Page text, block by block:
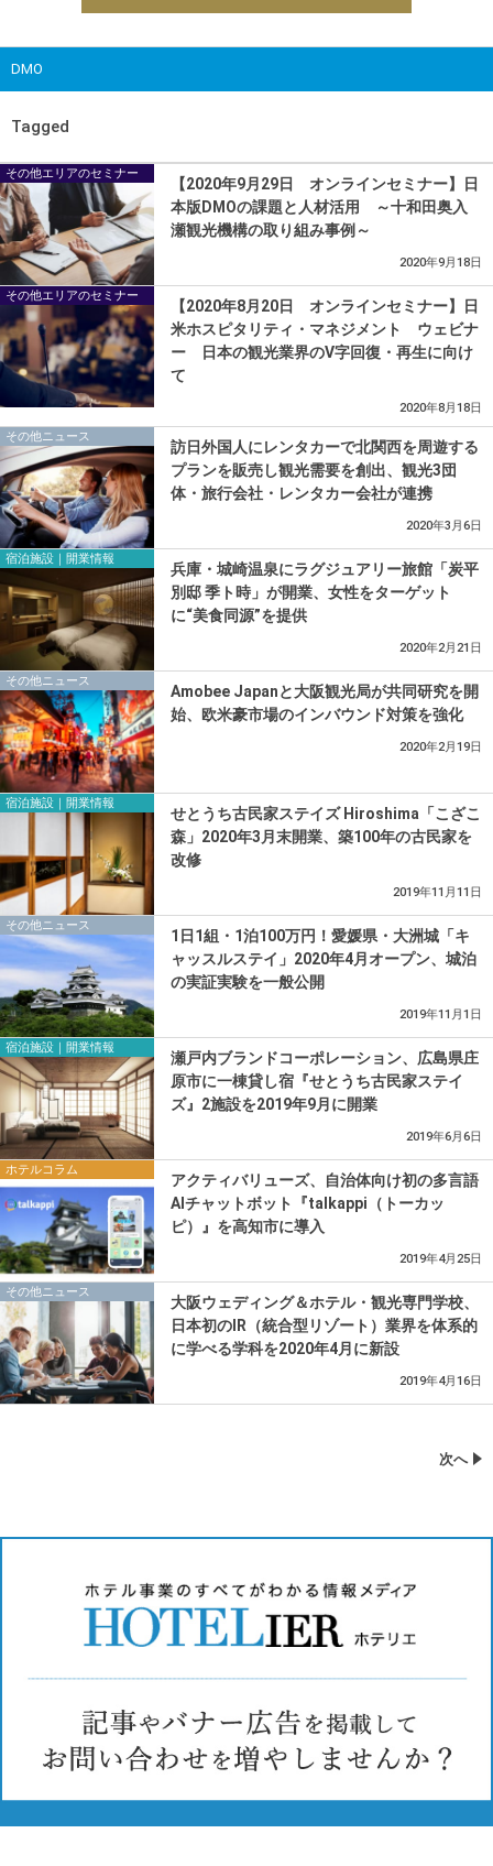
DMO
Tagged
その他エリアのセミナー
【2020年9月29日 オンラインセミナー】日
本版DMOの課題と人材活用 ～十和田奥入
瀬観光機構の取り組み事例～
2020年9月18日
その他エリアのセミナー
【2020年8月20日 オンラインセミナー】日
米ホスピタリティ・マネジメント ウェビナ
ー 日本の観光業界のV字回復・再生に向け
て
2020年8月18日
その他ニュース
訪日外国人にレンタカーで北関西を周遊する
プランを販売し観光需要を創出、観光3団
体・旅行会社・レンタカー会社が連携
2020年3月6日
宿泊施設｜開業情報
兵庫・城崎温泉にラグジュアリー旅館「炭平
別邸 季ト時」が開業、女性をターゲット
に“美食同源”を提供
2020年2月21日
その他ニュース
Amobee Japanと大阪観光局が共同研究を開
始、欧米豪市場のインバウンド対策を強化
2020年2月19日
宿泊施設｜開業情報
せとうち古民家ステイズ Hiroshima「こざこ
森」2020年3月末開業、築100年の古民家を
改修
2019年11月11日
その他ニュース
1⽇1組・1泊100万円！愛媛県・大洲城「キ
ャッスルステイ」2020年4⽉オープン、城泊
の実証実験を一般公開
2019年11月1日
宿泊施設｜開業情報
瀬戸内ブランドコーポレーション、広島県庄
原市に一棟貸し宿『せとうち古民家ステイ
ズ』2施設を2019年9月に開業
2019年6月6日
ホテルコラム
アクティバリューズ、自治体向け初の多言語
AIチャットボット『talkappi（トーカッ
ピ）』を高知市に導入
2019年4月25日
その他ニュース
大阪ウェディング＆ホテル・観光専門学校、
日本初のIR（統合型リゾート）業界を体系的
に学べる学科を2020年4月に新設
2019年4月16日
次へ